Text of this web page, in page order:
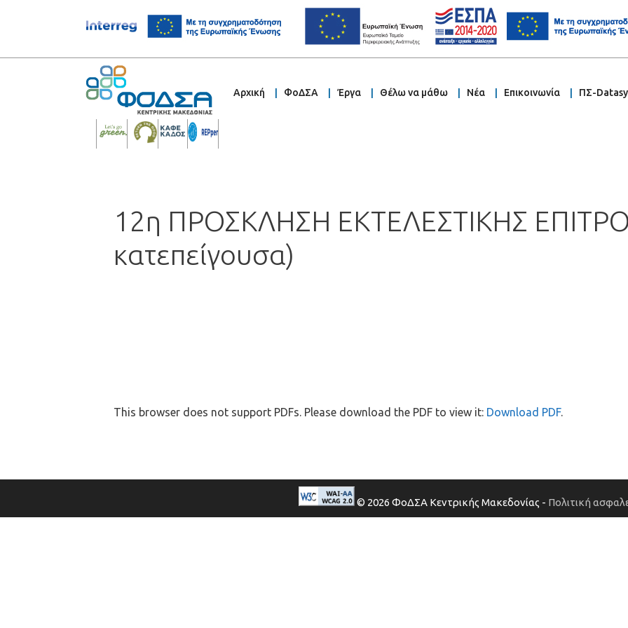
Αρχική ΦοΔΣΑ Έργα Θέλω να μάθω Νέα Επικοινωνία ΠΣ-
12η ΠΡΟΣΚΛΗΣΗ ΕΚΤΕΛΕΣΤΙΚΗΣ
κατεπείγουσα)
This browser does not support PDFs. Please download the PDF to view it: Download PDF.
© 2026 ΦοΔΣΑ Κεντρικής Μακεδονίας - Πολιτική